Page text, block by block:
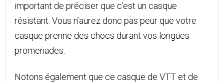
important de préciser que c’est un casque
résistant. Vous n’aurez donc pas peur que votre
casque prenne des chocs durant vos longues
promenades.
Notons également que ce casque de VTT et de